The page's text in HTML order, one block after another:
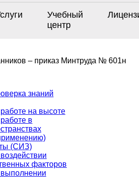
Учебный
центр
– приказ Минтруда № 601н
знаний
на высоте
в
(СИЗ)
факторов